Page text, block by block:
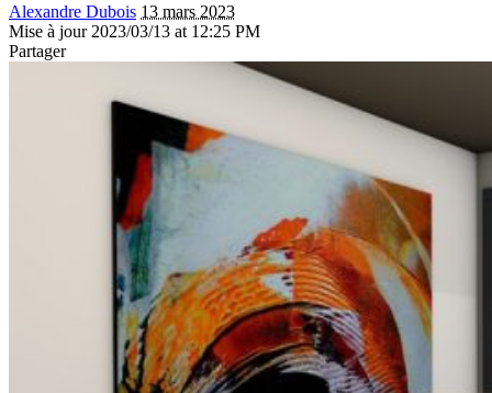
Alexandre Dubois 13 mars 2023
Mise à jour 2023/03/13 at 12:25 PM
Partager